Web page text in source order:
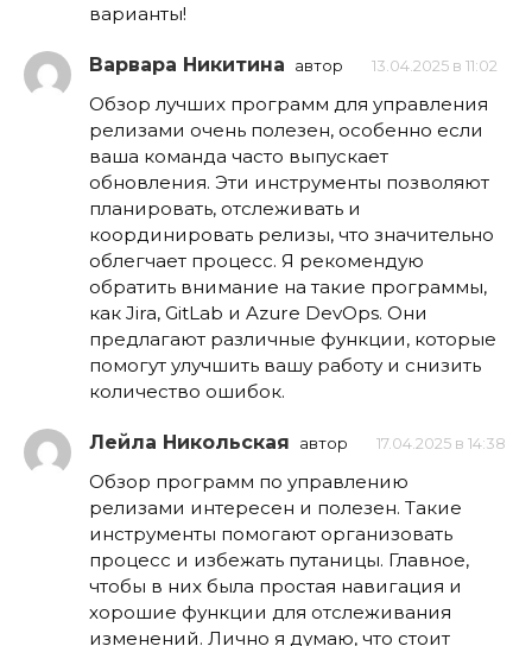
варианты!
Варвара Никитина автор 13.04.2025 в 11:02
Обзор лучших программ для управления
релизами очень полезен, особенно если
ваша команда часто выпускает
обновления. Эти инструменты позволяют
планировать, отслеживать и
координировать релизы, что значительно
облегчает процесс. Я рекомендую
обратить внимание на такие программы,
как Jira, GitLab и Azure DevOps. Они
предлагают различные функции, которые
помогут улучшить вашу работу и снизить
количество ошибок.
Лейла Никольская автор 17.04.2025 в 14:38
Обзор программ по управлению
релизами интересен и полезен. Такие
инструменты помогают организовать
процесс и избежать путаницы. Главное,
чтобы в них была простая навигация и
хорошие функции для отслеживания
изменений. Лично я думаю, что стоит